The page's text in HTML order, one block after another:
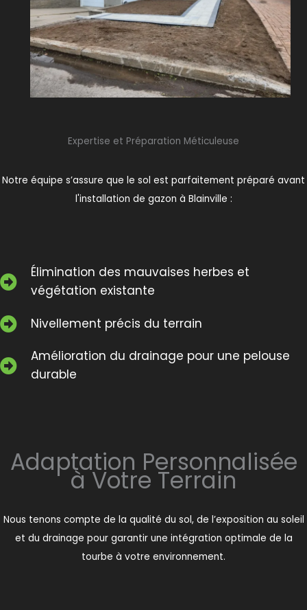
Expertise et Préparation Méticuleuse
Notre équipe s’assure que le sol est parfaitement préparé avant
l'installation de gazon à Blainville :
Élimination des mauvaises herbes et
végétation existante
Nivellement précis du terrain
Amélioration du drainage pour une pelouse
durable
Adaptation Personnalisée
à Votre Terrain
Nous tenons compte de la qualité du sol, de l’exposition au soleil
et du drainage pour garantir une intégration optimale de la
tourbe à votre environnement.